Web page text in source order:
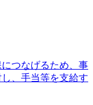
つなげるため、事
、手当等を支給す